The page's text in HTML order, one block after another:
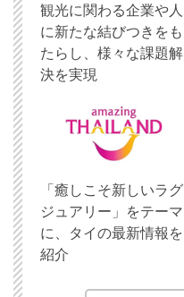
観光に関わる企業や人
に新たな結びつきをも
たらし、様々な課題解
決を実現
「癒しこそ新しいラグ
ジュアリー」をテーマ
に、タイの最新情報を
紹介